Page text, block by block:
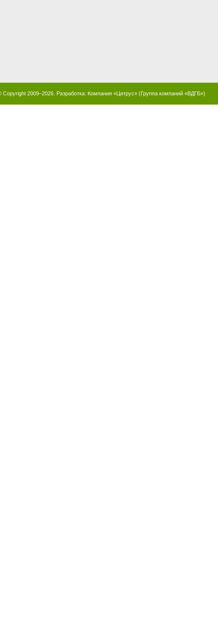
Copyright 2009–2026. Разработка: Компания «Цитрус» (Группа компаний «ВДГБ»)